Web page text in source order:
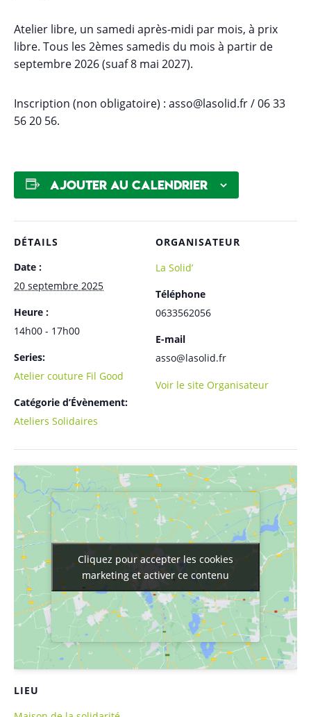
Atelier libre, un samedi après-midi par mois, à prix
libre. Tous les 2èmes samedis du mois à partir de
septembre 2026 (suaf 8 mai 2027).
Inscription (non obligatoire) : asso@lasolid.fr / 06 33
56 20 56.
Ajouter au calendrier
DÉTAILS
Date :
20 septembre 2025
Heure :
14h00 - 17h00
Series:
Atelier couture Fil Good
Catégorie d’Évènement:
Ateliers Solidaires
ORGANISATEUR
La Solid’
Téléphone
0633562056
E-mail
asso@lasolid.fr
Voir le site Organisateur
LIEU
Cliquez pour accepter les cookies
marketing et activer ce contenu
Cliquez pour accepter les cookies
marketing et activer ce contenu